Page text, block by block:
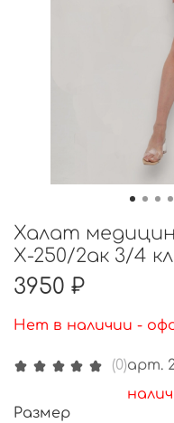
(0)арт.
Халат
Х-250/2ак 3/4
3950 ₽
Нет в наличии -
Размер